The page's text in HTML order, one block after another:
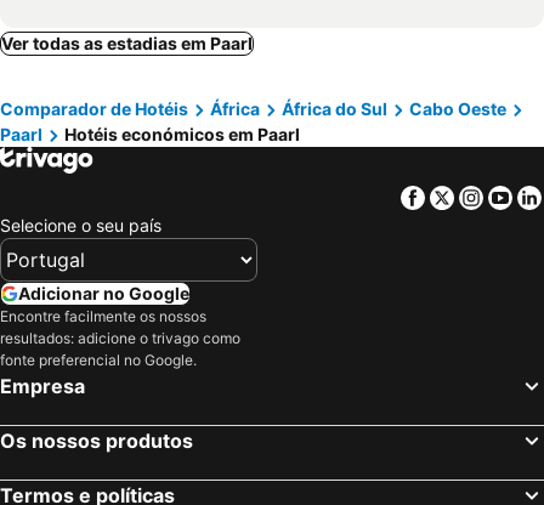
Ver todas as estadias em Paarl
Comparador de Hotéis África África do Sul
Cabo Oeste
Paarl
Hotéis económicos em Paarl
Facebook
Twitter
Selecione o seu país
Adicionar no Google
Encontre facilmente os nossos
resultados: adicione o trivago como
fonte preferencial no Google.
Empresa
Os nossos produtos
Termos e políticas